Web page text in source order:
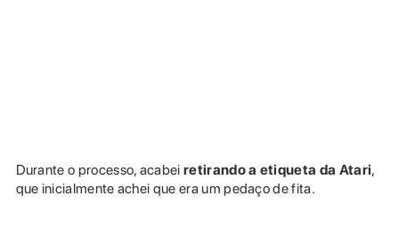
Durante o processo, acabeiretirando a etiqueta da Atari,
que inicialmente achei que era um pedaço de fita.